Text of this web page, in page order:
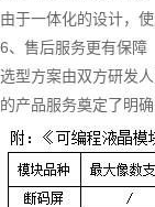
由于一体化的设计，
6、售后服务更有保障
选型方案由双方研发
的产品服务奠定了明